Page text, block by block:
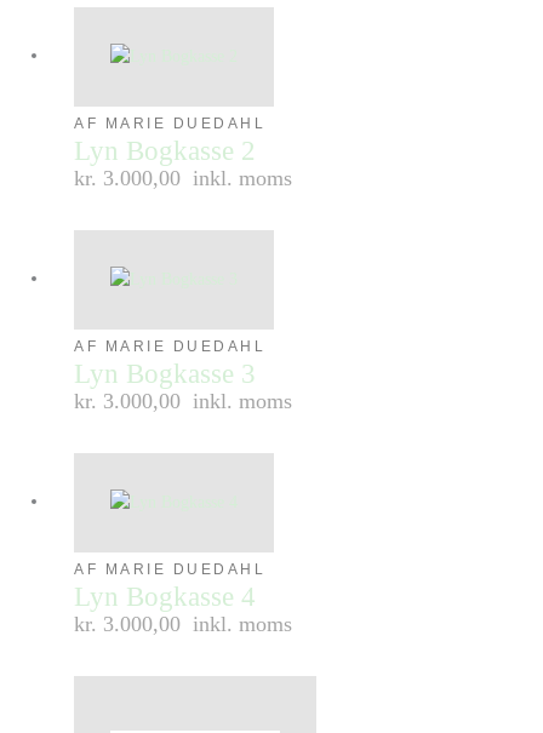
AF MARIE DUEDAHL
Lyn Bogkasse 2
kr. 3.000,00 inkl. moms
AF MARIE DUEDAHL
Lyn Bogkasse 3
kr. 3.000,00 inkl. moms
AF MARIE DUEDAHL
Lyn Bogkasse 4
kr. 3.000,00 inkl. moms